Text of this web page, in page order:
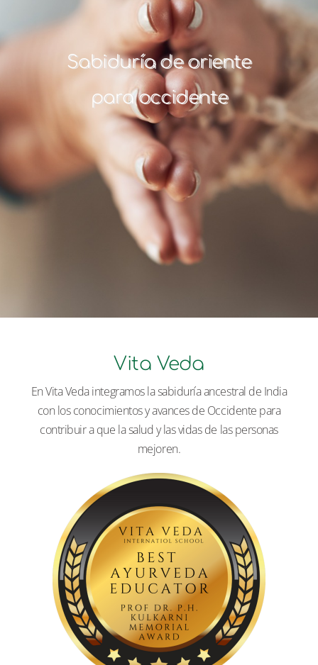
Sabiduría de oriente
para occidente
Vita Veda
En Vita Veda integramos la sabiduría ancestral de India
con los conocimientos y avances de Occidente para
contribuir a que la salud y las vidas de las personas
mejoren.